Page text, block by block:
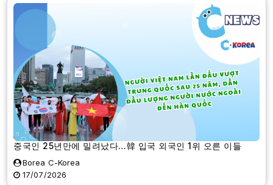
중국인 25년만에 밀려났다…韓 입국 외국인 1위 오른 이들
Borea C-Korea
17/07/2026